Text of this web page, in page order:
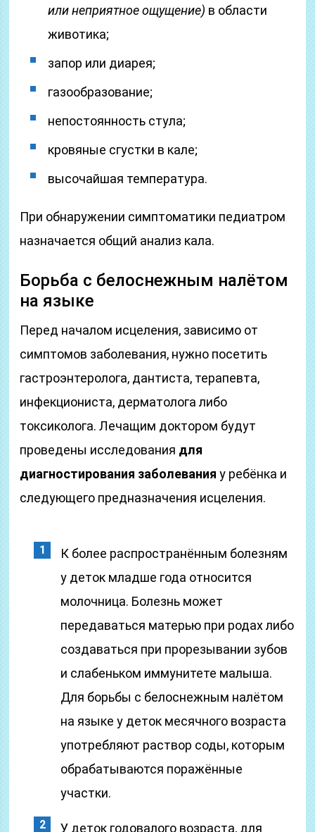
или неприятное ощущение) в области
животика;
запор или диарея;
газообразование;
непостоянность стула;
кровяные сгустки в кале;
высочайшая температура.
При обнаружении симптоматики педиатром
назначается общий анализ кала.
Борьба с белоснежным налётом
на языке
Перед началом исцеления, зависимо от
симптомов заболевания, нужно посетить
гастроэнтеролога, дантиста, терапевта,
инфекциониста, дерматолога либо
токсиколога. Лечащим доктором будут
проведены исследования для
диагностирования заболевания у ребёнка и
следующего предназначения исцеления.
К более распространённым болезням
у деток младше года относится
молочница. Болезнь может
передаваться матерью при родах либо
создаваться при прорезывании зубов
и слабеньком иммунитете малыша.
Для борьбы с белоснежным налётом
на языке у деток месячного возраста
употребляют раствор соды, которым
обрабатываются поражённые
участки.
У деток годовалого возраста, для